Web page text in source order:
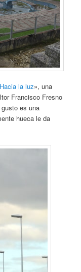
Hacia la luz», una
Francisco Fresno
es una
hueca le da